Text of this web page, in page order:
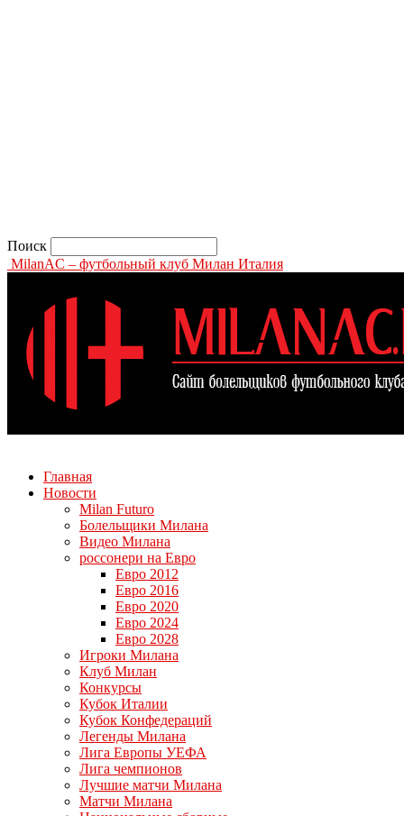
Поиск
MilanAC – футбольный клуб Милан Италия
Главная
Новости
Milan Futuro
Болельщики Милана
Видео Милана
россонери на Евро
Евро 2012
Евро 2016
Евро 2020
Евро 2024
Евро 2028
Игроки Милана
Клуб Милан
Конкурсы
Кубок Италии
Кубок Конфедераций
Легенды Милана
Лига Европы УЕФА
Лига чемпионов
Лучшие матчи Милана
Матчи Милана